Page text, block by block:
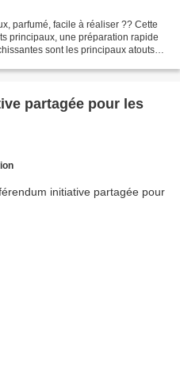
parfumé, facile à réaliser ?? Cette
principaux, une préparation rapide
sont les principaux atouts
partagée pour les